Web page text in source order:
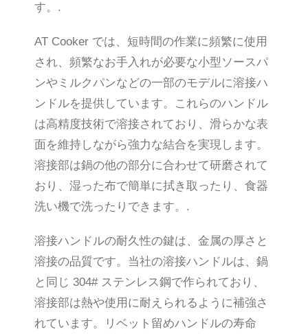
す。.
AT Cooker では、短時間の作業に頻繁に使用
され、頻繁なお手入れが必要な小型ソースパ
ンやミルクパンなどの一部のモデルに溶接ハ
ンドルを提供しています。これらのハンドル
は高精度技術で溶接されており、滑らかな表
面を維持しながら強力な結合を実現します。
溶接部は鍋の他の部分に合わせて研磨されて
おり、湿った布で簡単に拭き取ったり、食器
洗い機で洗ったりできます。.
溶接ハンドルの耐久性の鍵は、金属の厚さと
溶接の品質です。当社の溶接ハンドルは、鍋
と同じ 304# ステンレス鋼で作られており、
溶接部は熱や使用に耐えられるように補強さ
れています。リベット留めハンドルの寿命